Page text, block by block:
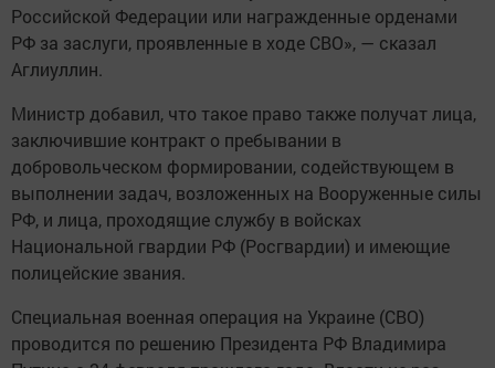
Российской Федерации или награжденные орденами
РФ за заслуги, проявленные в ходе СВО», — сказал
Аглиуллин.
Министр добавил, что такое право также получат лица,
заключившие контракт о пребывании в
добровольческом формировании, содействующем в
выполнении задач, возложенных на Вооруженные силы
РФ, и лица, проходящие службу в войсках
Национальной гвардии РФ (Росгвардии) и имеющие
полицейские звания.
Специальная военная операция на Украине (СВО)
проводится по решению Президента РФ Владимира